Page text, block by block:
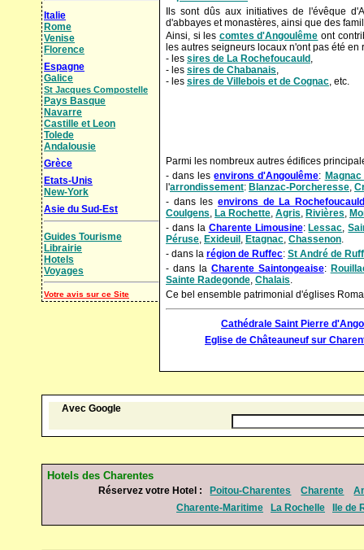
Italie
Rome
Venise
Florence
Espagne
Galice
St Jacques Compostelle
Pays Basque
Navarre
Castille et Leon
Tolede
Andalousie
Grèce
Etats-Unis
New-York
Asie du Sud-Est
Guides Tourisme
Librairie
Hotels
Voyages
Votre avis sur ce Site
Ils sont dûs aux initiatives de l'évêque
d'abbayes et monastères, ainsi que des
Ainsi, si les comtes d'Angoulême ont
les autres seigneurs locaux n'ont pas été en
- les sires de La Rochefoucauld ,
- les sires de Chabanais,
- les sires de Villebois et de Cognac, etc.
Parmi les nombreux autres édifices
- dans lesenvirons d'Angoulême:
l'arrondissement: Blanzac-Porcheresse,
- dans lesenvirons de La
Coulgens, La Rochette, Agris, Rivières,
- dans la Charente Limousine: Lessac,
Péruse, Exideuil , Etagnac, Chassenon.
- dans la région de Ruffec: St André de
- dans la Charente Saintongeaise:
Sainte Radegonde, Chalais.
Ce bel ensemble patrimonial d'églises
Cathédrale Saint Pierre
Eglise de Châteauneuf sur
Avec Google
Hotels des Charentes
Réservez votre Hotel : Poitou-Charentes Charente
Charente-Maritime
La Rochelle Ile de